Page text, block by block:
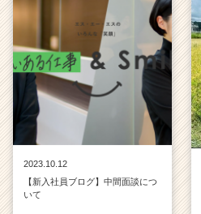
e
e
2023.10.12
【新入社員ブログ】中間面談につ
いて